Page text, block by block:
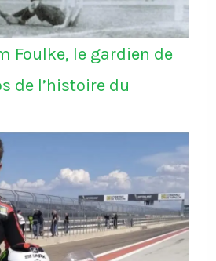
Foulke, le gardien de
de l’histoire du